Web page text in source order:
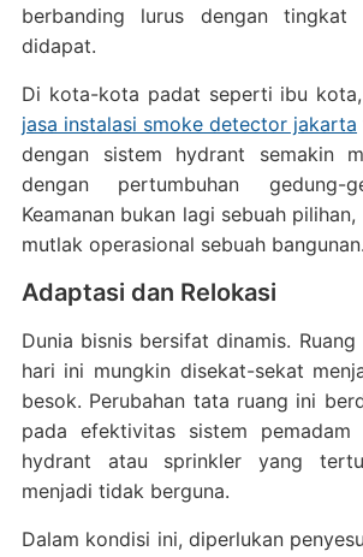
berbanding lurus dengan tingkat
didapat.
Di kota-kota padat seperti ibu
jasa instalasi smoke detector jakarta
dengan sistem hydrant semakin
dengan pertumbuhan gedung-
Keamanan bukan lagi sebuah
mutlak operasional sebuah bangunan.
Adaptasi dan Relokasi
Dunia bisnis bersifat dinamis.
hari ini mungkin disekat-sekat
besok. Perubahan tata ruang ini
pada efektivitas sistem pemadam
hydrant atau sprinkler yang
menjadi tidak berguna.
Dalam kondisi ini, diperlukan